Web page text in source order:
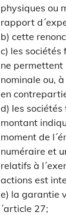
physiques ou
rapport
b) cette
c) les
ne
nominale ou,
en
d) les
montant
moment de
numéraire et
relatifs à
actions est
e) la garantie
´article 27;